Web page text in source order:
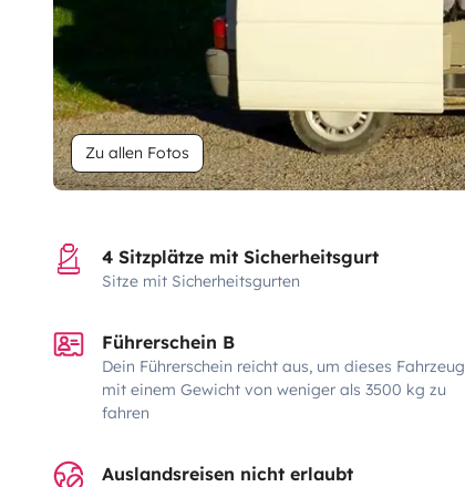
Zu allen Fotos
4 Sitzplätze mit Sicherheitsgurt
Sitze mit Sicherheitsgurten
Führerschein B
Dein Führerschein reicht aus, um dieses Fahrzeug
mit einem Gewicht von weniger als 3500 kg zu
fahren
Auslandsreisen nicht erlaubt